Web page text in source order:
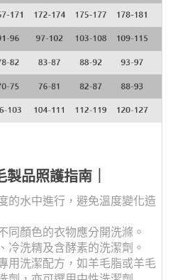
製品照護指南｜
的水中進行，避免溫度變化造
同顏色的衣物應分開洗滌。
冷洗精及含酵素的洗潔劑。
用洗潔配方，如羊毛脂或羊毛